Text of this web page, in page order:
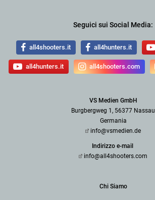
Seguici sui Social Media:
all4shooters.it all4hunters.it
all4hunters.it all4shooters.com
VS Medien GmbH
Burgbergweg 1, 56377 Nassau
Germania
info@vsmedien.de
Indirizzo e-mail
info@all4shooters.com
Chi Siamo